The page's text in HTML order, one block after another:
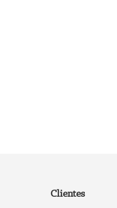
Clientes